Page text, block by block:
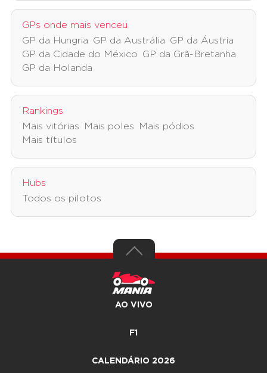
GPs onde mais venceu
GP da Hungria
GP da Austrália
GP da Áustria
GP da Cidade do México
GP da Grã-Bretanha
GP da Holanda
Rankings
Mais vitórias
Mais poles
Mais pódios
Mais títulos
Hubs
Todos os pilotos
AO VIVO
F1
CALENDÁRIO 2026